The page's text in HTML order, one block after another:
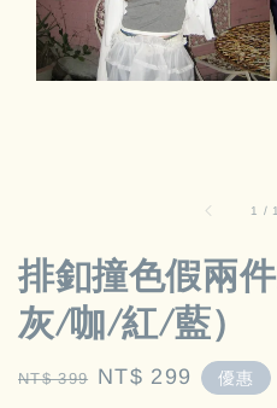
1 /
排釦撞色假兩
灰/咖/紅/藍）
Regular
NT$ 399 Sale
NT$ 299 優惠